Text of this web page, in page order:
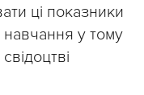
ці показники
навчання у тому